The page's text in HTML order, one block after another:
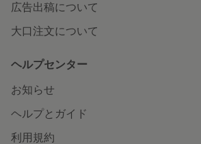
広告出稿について
大口注文について
ヘルプセンター
お知らせ
ヘルプとガイド
利用規約